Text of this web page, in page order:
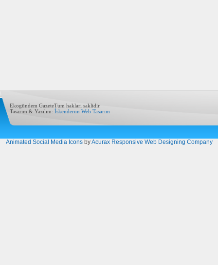
Ekogündem GazeteTum haklari saklidir.
Tasarım & Yazılım: İskenderun Web Tasarım
Animated Social Media IconsbyAcurax Responsive Web Designing Company